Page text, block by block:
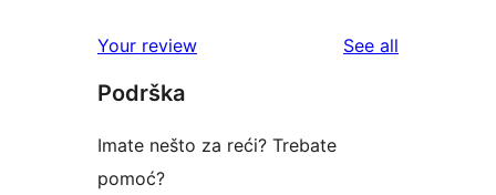
reviews
star
reviews
Your review See all
Podrška
Imate nešto za reći? Trebate
pomoć?